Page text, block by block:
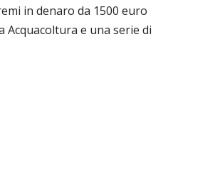
in denaro da 1500 euro
Acquacoltura e una serie di